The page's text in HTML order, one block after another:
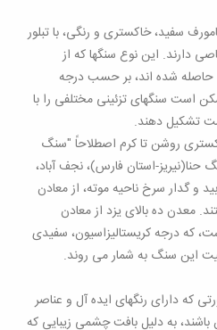
سفید، خاکستری و رنگی، با تبلور
دارند. این نوع سنگها که از
حاصله شده اند، بر حسب درجه
است سنگهای تزئینی مختلفی را با
تشکیل دهند.
روشن تا کرم اصطلاحاً "سنگ
استان فارس)، نجف آباد،
و گدار سرخ ناحیه موته، از معادن
معدن ده بالای یزد از معادن
که درجه کریستالیزاسیون، سفیدی
این سنگ به شمار می روند.
که دارای رنگهای ایده آل و عناصر
باشند، به دلیل بافت چشمی زیبایی که